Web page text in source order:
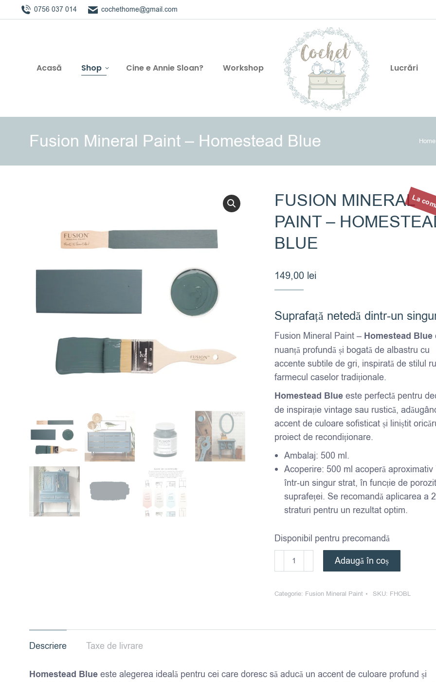
0756 037 014 cochethome@gmail.com
Acasă Shop Cine e Annie Sloan? Workshop Lucrări
Fusion Mineral Paint – Homestead Blue Home
FUSION MINERAL
PAINT –
BLUE
149,00 lei
Suprafață netedă dintr-un
Fusion Mineral Paint – Homestead Blue
nuanță profundă și bogată de albastru cu
accente subtile de gri, inspirată de stilul
farmecul caselor tradiționale.
Homestead Blue este perfectă pentru
de inspirație vintage sau rustică,
accent de culoare sofisticat și liniștit
proiect de recondiționare.
Ambalaj: 500 ml.
Acoperire: 500 ml acoperă aproximativ
într-un singur strat, în funcție de
suprafeței. Se recomandă aplicarea a 2
straturi pentru un rezultat optim.
Disponibil pentru precomandă
Cantitate
Fusion
Paint
Adaugă în coș
Categorie: Fusion Mineral Paint SKU: FHOBL
Descriere Taxe de livrare
Homestead Blue este alegerea ideală pentru cei care doresc să aducă un accent de culoare profund și